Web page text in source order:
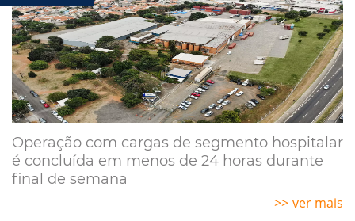
Operação com cargas de segmento hospitalar
é concluída em menos de 24 horas durante
final de semana
ver mais